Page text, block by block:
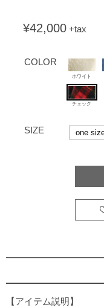
¥42,000 +tax
COLOR
ホワイト
チェック
SIZE
【アイテム説明】